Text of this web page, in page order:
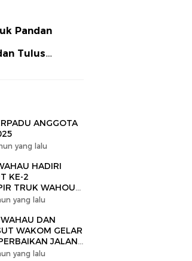
Pandan
Tulus
ANGGOTA
yang lalu
HADIRI
KE-2
TRUK WAHOU-
WAKOM)
yang lalu
DAN
WAKOM GELAR
JALAN
yang lalu